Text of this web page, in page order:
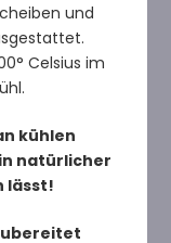
und
Celsius im
kühlen
natürlicher
lässt!